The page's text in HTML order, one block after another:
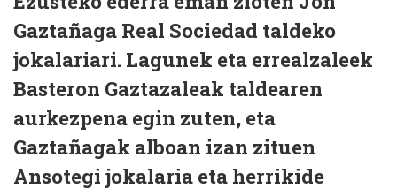
Gaztañaga Real Sociedad taldeko
jokalariari. Lagunek eta errealzaleek
Basteron Gaztazaleak taldearen
aurkezpena egin zuten, eta
Gaztañagak alboan izan zituen
Ansotegi jokalaria eta herrikide